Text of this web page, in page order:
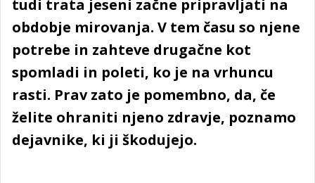
tudi trata jeseni začne pripravljati na
obdobje mirovanja. V tem času so njene
potrebe in zahteve drugačne kot
spomladi in poleti, ko je na vrhuncu
rasti. Prav zato je pomembno, da, če
želite ohraniti njeno zdravje, poznamo
dejavnike, ki ji škodujejo.